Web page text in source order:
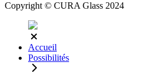
Copyright © CURA Glass 2024
Accueil
Possibilités